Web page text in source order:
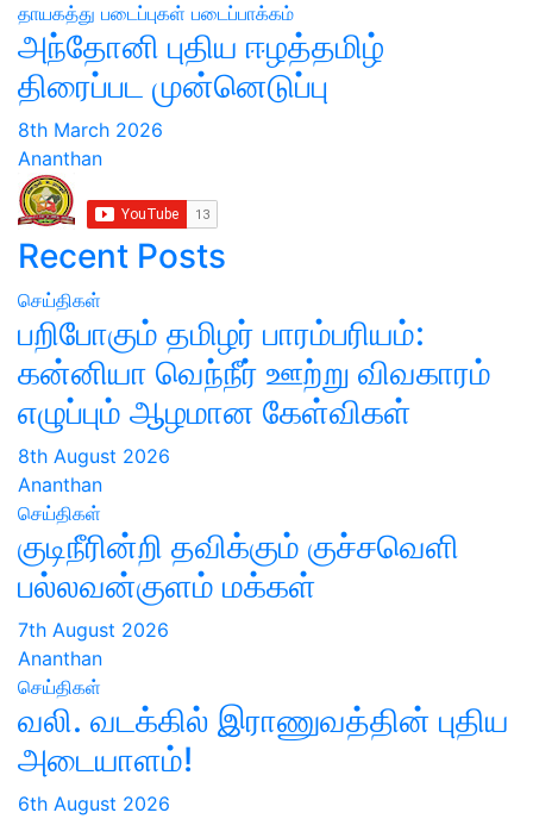
தாயகத்து படைப்புகள் படைப்பாக்கம்
அந்தோனி புதிய ஈழத்தமிழ்
திரைப்பட முன்னெடுப்பு
8th March 2026
Ananthan
Recent Posts
செய்திகள்
பறிபோகும் தமிழர் பாரம்பரியம்:
கன்னியா வெந்நீர் ஊற்று விவகாரம்
எழுப்பும் ஆழமான கேள்விகள்
8th August 2026
Ananthan
செய்திகள்
குடிநீரின்றி தவிக்கும் குச்சவெளி
பல்லவன்குளம் மக்கள்
7th August 2026
Ananthan
செய்திகள்
வலி. வடக்கில் இராணுவத்தின் புதிய
அடையாளம்!
6th August 2026